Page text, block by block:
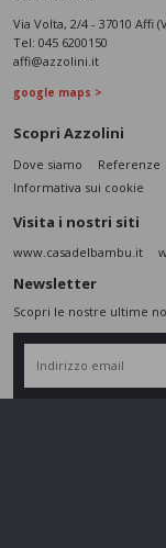
Via Volta, 2/4 - 37010 Affi
Tel: 045 6200150
affi@azzolini.it
google maps >
Scopri Azzolini
Dove siamo Referenze
Informativa sui cookie
Visita i nostri siti
www.casadelbambu.it
Newsletter
Scopri le nostre ultime